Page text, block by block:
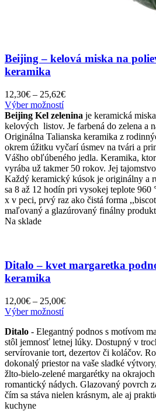
Beijing – kelová miska na
keramika
12,30€ – 25,62€Price
12,30€
through
25,62€
Výber možnostíTento
produkt
má
viacero
variantov.
Možnosti
si
môžete
vybrať
na
stránke
Beijing Kel zelenina je keramická
kelových listov. Je farbená do zelena a
Originálna Talianska keramika z
okrem úžitku vyčarí úsmev na tvári a
Vášho obľúbeného jedla. Keramika,
vyrába už takmer 50 rokov. Jej
Každý keramický kúsok je originálny a
sa 8 až 12 hodín pri vysokej teplote 960
x v peci, prvý raz ako čistá forma
maľovaný a glazúrovaný finálny produkt
Na sklade
Ditalo – kvet margaretka
keramika
12,00€ – 25,00€Price
through
25,00€
Výber možnostíTento
má
viacero
variantov.
Možnosti
si
môžete
vybrať
Ditalo - Elegantný podnos s motívom
stôl jemnosť letnej lúky. Dostupný v
servírovanie tort, dezertov či koláčov.
dokonalý priestor na vaše sladké
žlto-bielo-zelené margarétky na
romantický nádych. Glazovaný povrch
čím sa stáva nielen krásnym, ale aj
kuchyne